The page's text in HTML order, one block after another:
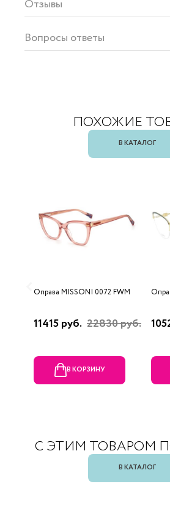
Отзывы
Вопросы ответы
ПОХОЖИЕ
В КАТАЛОГ
Оправа MISSONI 0072 FWM
11415 руб. 22830 руб.
В КОРЗИНУ
С ЭТИМ ТОВАРОМ
В КАТАЛОГ